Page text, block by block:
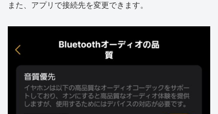
また、アプリで接続先を変更できます。